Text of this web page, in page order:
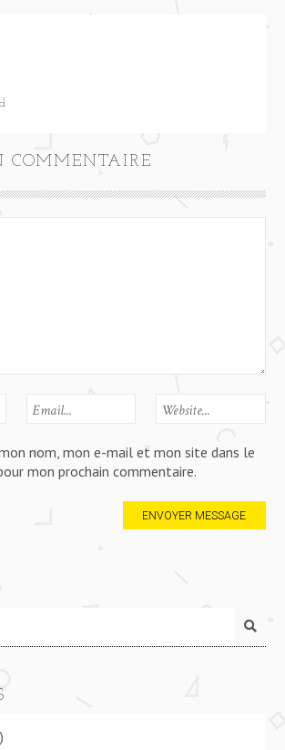
COMMENTAIRE
nom, mon e-mail et mon site dans le
mon prochain commentaire.